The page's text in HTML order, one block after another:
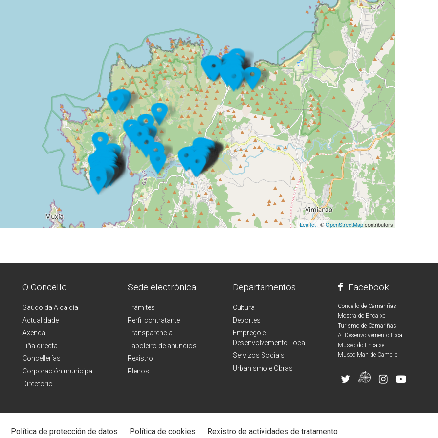
Leaflet | ©OpenStreetMapcontributors
O Concello
Saúdo da Alcaldía
Actualidade
Axenda
Liña directa
Concellerías
Corporación municipal
Directorio
Sede electrónica
Trámites
Perfil contratante
Transparencia
Taboleiro de anuncios
Rexistro
Plenos
Departamentos
Cultura
Deportes
Emprego e
Desenvolvemento Local
Servizos Sociais
Urbanismo e Obras
Facebook
Concello de Camariñas
Mostra do Encaixe
Turismo de Camariñas
A. Desenvolvemento Local
Museo do Encaixe
Museo Man de Camelle
Política de protección de datos Política de cookies Rexistro de actividades de tratamento